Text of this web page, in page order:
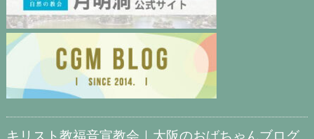
キリスト教福音宣教会｜大阪のおばちゃんブログ